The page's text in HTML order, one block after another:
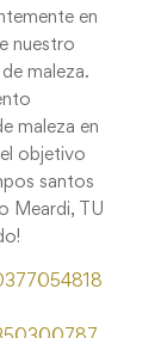
en
nuestro
maleza.
maleza en
objetivo
santos
Meardi, TU